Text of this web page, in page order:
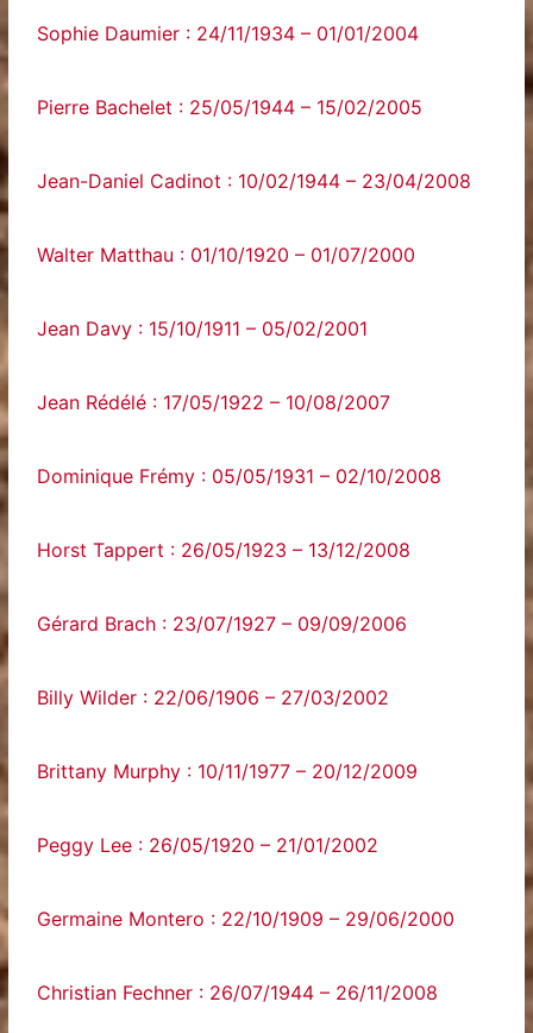
Sophie Daumier : 24/11/1934 – 01/01/2004
Pierre Bachelet : 25/05/1944 – 15/02/2005
Jean-Daniel Cadinot : 10/02/1944 – 23/04/2008
Walter Matthau : 01/10/1920 – 01/07/2000
Jean Davy : 15/10/1911 – 05/02/2001
Jean Rédélé : 17/05/1922 – 10/08/2007
Dominique Frémy : 05/05/1931 – 02/10/2008
Horst Tappert : 26/05/1923 – 13/12/2008
Gérard Brach : 23/07/1927 – 09/09/2006
Billy Wilder : 22/06/1906 – 27/03/2002
Brittany Murphy : 10/11/1977 – 20/12/2009
Peggy Lee : 26/05/1920 – 21/01/2002
Germaine Montero : 22/10/1909 – 29/06/2000
Christian Fechner : 26/07/1944 – 26/11/2008